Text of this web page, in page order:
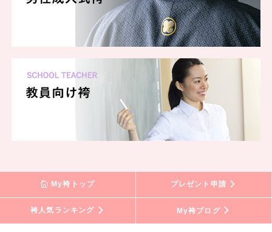
My袴トップ プレゼント申請
袴人気ランキング My袴ブログ